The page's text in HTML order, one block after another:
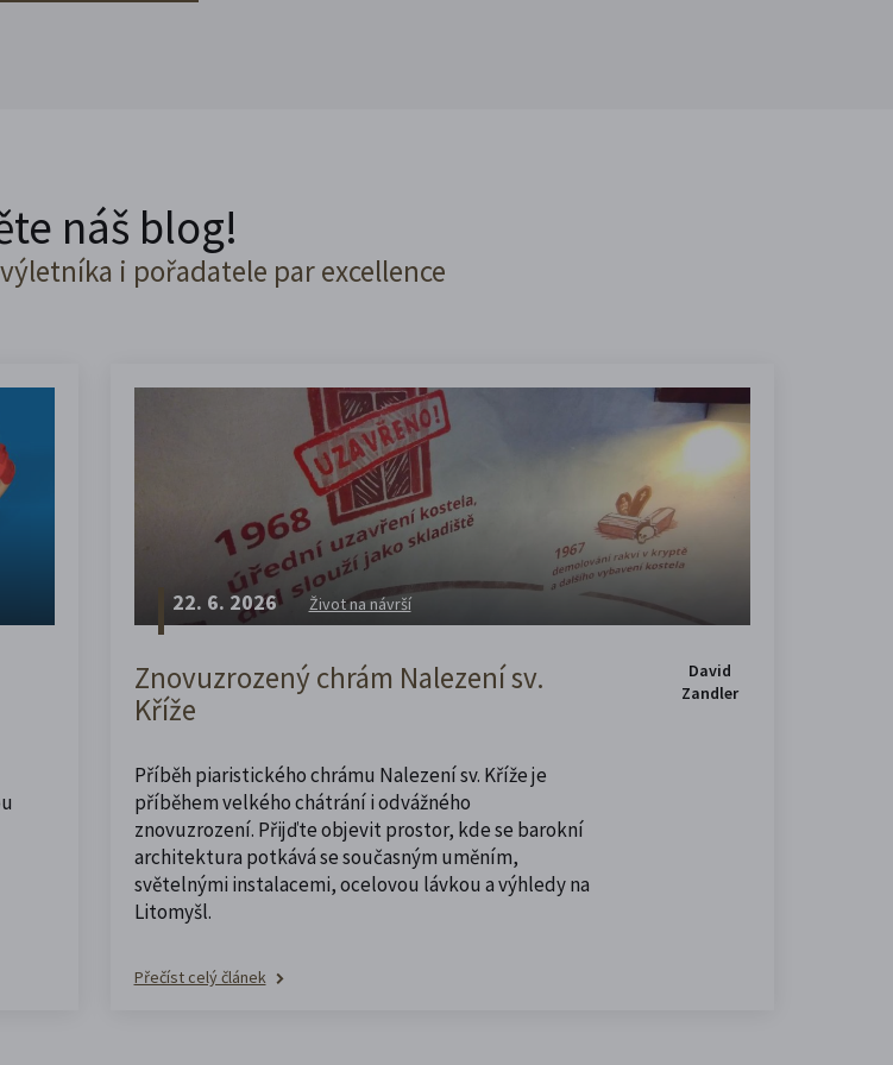
náš blog!
i pořadatele par excellence
22. 6. 2026 Život na návrší
Znovuzrozený chrám Nalezení sv.
Kříže
Příběh piaristického chrámu Nalezení sv. Kříže je
příběhem velkého chátrání i odvážného
znovuzrození. Přijďte objevit prostor, kde se barokní
architektura potkává se současným uměním,
světelnými instalacemi, ocelovou lávkou a výhledy na
Litomyšl.
Přečíst celý článek
David
Zandler